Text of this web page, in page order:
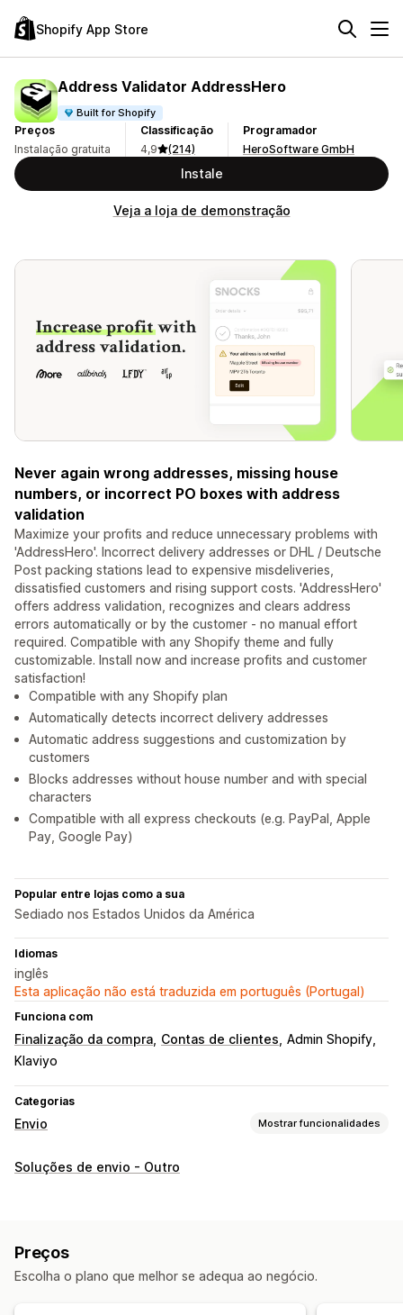
Shopify App Store
Address Validator AddressHero
Built for Shopify
Preços
Instalação gratuita
Classificação
4,9
(214)
Programador
HeroSoftware GmbH
Instale
Veja a loja de demonstração
Never again wrong addresses, missing house
numbers, or incorrect PO boxes with address
validation
Maximize your profits and reduce unnecessary problems with
'AddressHero'. Incorrect delivery addresses or DHL / Deutsche
Post packing stations lead to expensive misdeliveries,
dissatisfied customers and rising support costs. 'AddressHero'
offers address validation, recognizes and clears address
errors automatically or by the customer - no manual effort
required. Compatible with any Shopify theme and fully
customizable. Install now and increase profits and customer
satisfaction!
Compatible with any Shopify plan
Automatically detects incorrect delivery addresses
Automatic address suggestions and customization by
customers
Blocks addresses without house number and with special
characters
Compatible with all express checkouts (e.g. PayPal, Apple
Pay, Google Pay)
Popular entre lojas como a sua
Sediado nos Estados Unidos da América
Idiomas
inglês
Esta aplicação não está traduzida em português (Portugal)
Funciona com
Finalização da compra Contas de clientes Admin Shopify
Klaviyo
Categorias
Envio Mostrar funcionalidades
Etiquetas e embalagens
Gestão de envios
Notificações por e-mail
Atualizações de encomendas
Soluções de envio - Outro
Preços
Escolha o plano que melhor se adequa ao negócio.